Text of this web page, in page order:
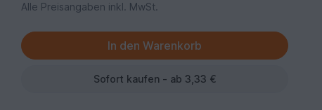
Alle Preisangaben inkl. MwSt.
Sofort kaufen - ab 3,33 €